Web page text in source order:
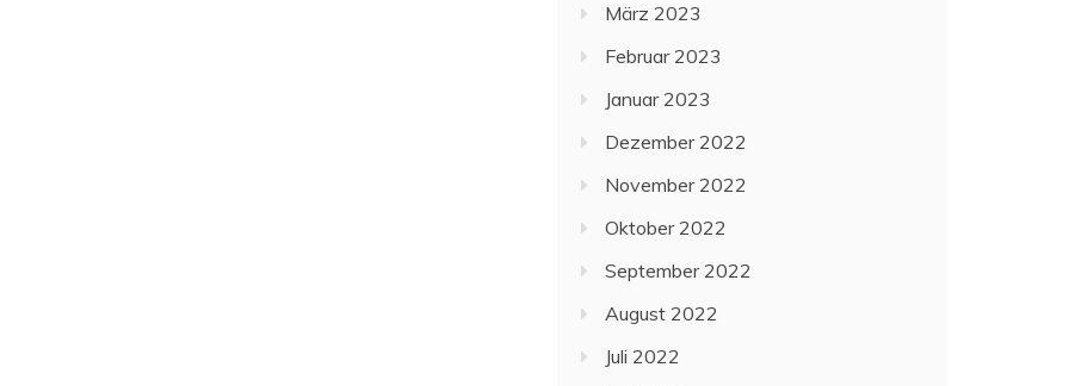
März 2023
Februar 2023
Januar 2023
Dezember 2022
November 2022
Oktober 2022
September 2022
August 2022
Juli 2022